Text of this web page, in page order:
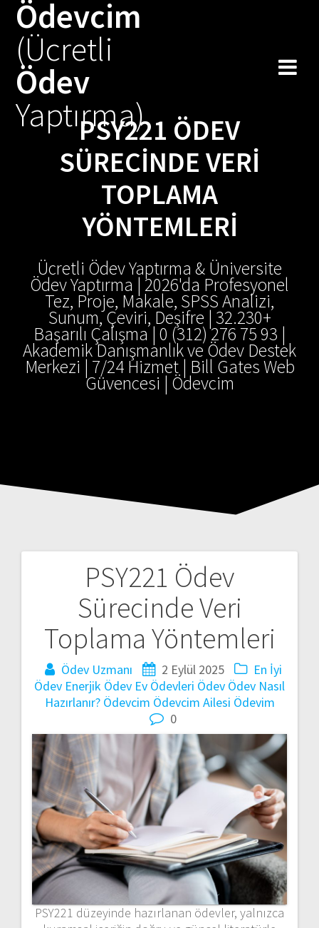
Ödevcim
(Ücretli
Ödev
Yaptırma)PSY221 ÖDEV
SÜRECINDE VERI
TOPLAMA
YÖNTEMLERI
Ücretli Ödev Yaptırma & Üniversite
Ödev Yaptırma | 2026'da Profesyonel
Tez, Proje, Makale, SPSS Analizi,
Sunum, Çeviri, Deşifre | 32.230+
Başarılı Çalışma | 0 (312) 276 75 93 |
Akademik Danışmanlık ve Ödev Destek
Merkezi | 7/24 Hizmet | Bill Gates Web
Güvencesi | Ödevcim
PSY221 Ödev
Sürecinde Veri
Toplama Yöntemleri
Ödev Uzmanı 2 Eylül 2025
En İyi
Ödev Enerjik Ödev Ev Ödevleri Ödev Ödev Nasıl
Hazırlanır? Ödevcim Ödevcim Ailesi Ödevim
0
PSY221 düzeyinde hazırlanan ödevler, yalnızca
gezinmesi